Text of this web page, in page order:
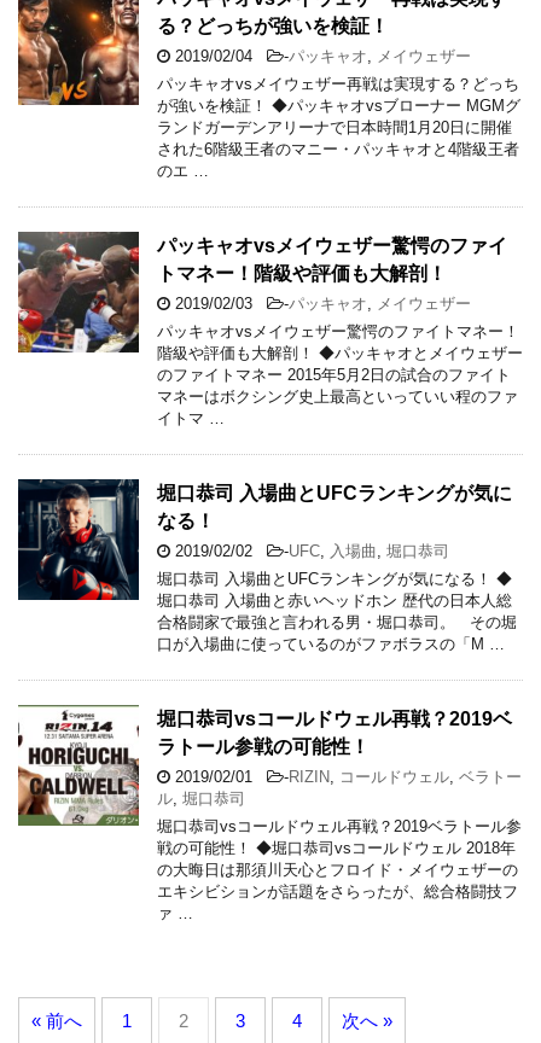
る？どっちが強いを検証！
2019/02/04 -パッキャオ, メイウェザー
パッキャオvsメイウェザー再戦は実現する？どっち
が強いを検証！ ◆パッキャオvsブローナー MGMグ
ランドガーデンアリーナで日本時間1月20日に開催
された6階級王者のマニー・パッキャオと4階級王者
のエ …
パッキャオvsメイウェザー驚愕のファイ
トマネー！階級や評価も大解剖！
2019/02/03 -パッキャオ, メイウェザー
パッキャオvsメイウェザー驚愕のファイトマネー！
階級や評価も大解剖！ ◆パッキャオとメイウェザー
のファイトマネー 2015年5月2日の試合のファイト
マネーはボクシング史上最高といっていい程のファ
イトマ …
堀口恭司 入場曲とUFCランキングが気に
なる！
2019/02/02 -UFC, 入場曲, 堀口恭司
堀口恭司 入場曲とUFCランキングが気になる！ ◆
堀口恭司 入場曲と赤いヘッドホン 歴代の日本人総
合格闘家で最強と言われる男・堀口恭司。 その堀
口が入場曲に使っているのがファボラスの「M …
堀口恭司vsコールドウェル再戦？2019ベ
ラトール参戦の可能性！
2019/02/01 -RIZIN, コールドウェル, ベラトー
ル, 堀口恭司
堀口恭司vsコールドウェル再戦？2019ベラトール参
戦の可能性！ ◆堀口恭司vsコールドウェル 2018年
の大晦日は那須川天心とフロイド・メイウェザーの
エキシビションが話題をさらったが、総合格闘技フ
ァ …
« 前へ 1 2 3 4 次へ »